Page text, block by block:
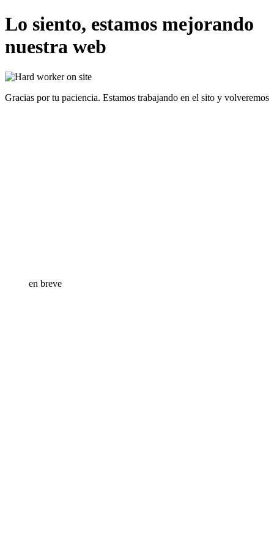
Lo siento, estamos mejorando
nuestra web
Gracias por tu paciencia. Estamos trabajando en el sito y volveremos
en breve